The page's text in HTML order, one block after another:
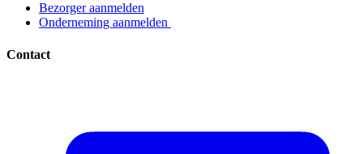
Bezorger aanmelden​​​​‌ ‍ ​‍​‍‌‍ ‌ ​‍‌‍‍‌‌‍‌ ‌‍‍‌‌‍ ‍​‍​‍​ ‍‍​‍​‍‌ ​ ‌‍​‌‌‍ ‍‌‍‍‌‌ ‌​‌ ‍‌​‍ ‍‌‍‍‌‌‍ ​‍​‍​‍ ​​‍​‍‌‍‍​‌ ​‍‌‍‌‌‌‍‌‍​‍​‍​ ‍‍​‍​‍‌‍‍​‌ ‌​‌ ‌​‌ ​​​ ‍‍​‍ ​‍ ‌‍ ​‌‍ ‌‍​ ‌‍​‌‌‍ ​‌‍‍​‌‍ ‌ ​ ‌ ‌​​ ‍‍​ ​ ​ ​ ​ ​ ​ ​ ​‍ ‌‍‍‌‌‍ ‍‌ ‌​‌‍‌‌‌‍ ‍‌ ‌​​‍ ‌‍‌‌‌‍‌​‌‍‍‌‌ ‌​​‍ ‌‍ ‌‌‍ ‌‍‌​‌‍‌‌​ ‌‌ ​​‌ ​‍‌‍‌‌‌ ​ ‌‍‌‌‌‍ ‍‌ ‌​‌‍​‌‌ ‌​‌‍‍‌‌‍ ‌‍ ‍​ ‍ ‌‍‍‌‌‍‌​​ ‌‌‍‌ ‌‍ ​‌‍ ‌‍​‍‌‍​‌‌‍ ​​ ‍ ‌ ‌​‌ ‍‌‌ ​​‌‍‌‌​ ‌‌‍‌ ‌‍ ​‌‍ ‌‍​‍‌‍​‌‌‍ ​​ ‍ ‌ ​​‌‍​‌‌ ‌​‌‍‍​​ ‌‌‍‌‍‌‍ ‌‍ ‌ ‌​‌‍‌‌‌ ​‍​‍ ‍‌ ​​‌‍​‌‌‍‌ ‌‍‌‌‌ ​ ​‍‌‌​ ‌‌‌​​‍‌‌ ‌‍‍ ‌‍‌‌‌ ‍‌​‍‌‌​ ​ ‌​‌​​‍‌‌​ ​ ‌​‌​​‍‌‌​ ​‍​ ​‍​ ‌ ​ ​‌‌‍​‍‌‍​ ​ ‌‌​ ‌ ​ ​‌​ ​‍​ ‌​​ ​​‌‍‌‌​ ‍‌​‍‌‌​ ​‍​ ​‍​‍‌‌​ ‌‌‌​‌​​‍ ‍‌‍ ​‌‍​‌‌‍​‍‌‍‌‌‌‍ ​​ ‌‍​‍‌‍​‌‌ ​ ‌‍‌‌‌‌‌‌‌ ​‍‌‍ ​​ ‌‌‍‍​‌ ‌​‌ ‌​‌ ​​​‍‌‌​ ​ ‌​​‌​‍‌‌​ ​‍‌​‌‍​‍‌‌​ ​‍‌​‌‍‌‍ ​‌‍ ‌‍​ ‌‍​‌‌‍ ​‌‍‍​‌‍ ‌ ​ ‌ ‌​​‍‌‌​ ​ ‌​​‌​ ​ ​ ​ ​ ​ ​ ​ ​‍‌‍‌‍‍‌‌‍‌​​ ‌‌‍‌ ‌‍ ​‌‍ ‌‍​‍‌‍​‌‌‍ ​​‍‌‍‌ ‌​‌ ‍‌‌ ​​‌‍‌‌​ ‌‌‍‌ ‌‍ ​‌‍ ‌‍​‍‌‍​‌‌‍ ​​‍‌‍‌ ​​‌‍​‌‌ ‌​‌‍‍​​ ‌‌‍‌‍‌‍ ‌‍ ‌ ‌​‌‍‌‌‌ ​‍​‍ ‍‌ ​​‌‍​‌‌‍‌ ‌‍‌‌‌ ​ ​‍‌‌​ ‌‌‌​​‍‌‌ ‌‍‍ ‌‍‌‌‌ ‍‌​‍‌‌​ ​ ‌​‌​​‍‌‌​ ​ ‌​‌​​‍‌‌​ ​‍​ ​‍​ ‌ ​ ​‌‌‍​‍‌‍​ ​ ‌‌​ ‌ ​ ​‌​ ​‍​ ‌​​ ​​‌‍‌‌​ ‍‌​‍‌‌​ ​‍​ ​‍​‍‌‌​ ‌‌‌​‌​​‍ ‍‌‍ ​‌‍​‌‌‍​‍‌‍‌‌‌‍ ​​‍‌‍‌ ​​‌‍‌‌‌ ​‍‌ ​ ‌ ​​‌‍‌‌‌‍​ ‌ ‌​‌‍‍‌‌ ‌‍‌‍‌‌​ ‌‌ ​​‌ ‌‌‌‍​‍‌‍ ​‌‍‍‌‌ ​ ‌‍‍​‌‍‌‌‌‍‌​​‍​‍‌ ‌
Onderneming aanmelden ​​​​‌ ‍ ​‍​‍‌‍ ‌ ​‍‌‍‍‌‌‍‌ ‌‍‍‌‌‍ ‍​‍​‍​ ‍‍​‍​‍‌ ​ ‌‍​‌‌‍ ‍‌‍‍‌‌ ‌​‌ ‍‌​‍ ‍‌‍‍‌‌‍ ​‍​‍​‍ ​​‍​‍‌‍‍​‌ ​‍‌‍‌‌‌‍‌‍​‍​‍​ ‍‍​‍​‍‌‍‍​‌ ‌​‌ ‌​‌ ​​​ ‍‍​‍ ​‍ ‌‍ ​‌‍ ‌‍​ ‌‍​‌‌‍ ​‌‍‍​‌‍ ‌ ​ ‌ ‌​​ ‍‍​ ​ ​ ​ ​ ​ ​ ​ ​‍ ‌‍‍‌‌‍ ‍‌ ‌​‌‍‌‌‌‍ ‍‌ ‌​​‍ ‌‍‌‌‌‍‌​‌‍‍‌‌ ‌​​‍ ‌‍ ‌‌‍ ‌‍‌​‌‍‌‌​ ‌‌ ​​‌ ​‍‌‍‌‌‌ ​ ‌‍‌‌‌‍ ‍‌ ‌​‌‍​‌‌ ‌​‌‍‍‌‌‍ ‌‍ ‍​ ‍ ‌‍‍‌‌‍‌​​ ‌‌‍‌ ‌‍ ​‌‍ ‌‍​‍‌‍​‌‌‍ ​​ ‍ ‌ ‌​‌ ‍‌‌ ​​‌‍‌‌​ ‌‌‍‌ ‌‍ ​‌‍ ‌‍​‍‌‍​‌‌‍ ​​ ‍ ‌ ​​‌‍​‌‌ ‌​‌‍‍​​ ‌‌‍‌‍‌‍ ‌‍ ‌ ‌​‌‍‌‌‌ ​‍​‍ ‍‌ ​​‌‍​‌‌‍‌ ‌‍‌‌‌ ​ ​‍‌‌​ ‌‌‌​​‍‌‌ ‌‍‍ ‌‍‌‌‌ ‍‌​‍‌‌​ ​ ‌​‌​​‍‌‌​ ​ ‌​‌​​‍‌‌​ ​‍​ ​‍​ ‌ ​ ‌ ​ ‍‌​ ​ ​ ​‌‌‍​ ‌‍​‌​ ‌‍​ ​‌‌‍​‍​ ‌‍‌‍​ ​‍‌‌​ ​‍​ ​‍​‍‌‌​ ‌‌‌​‌​​‍ ‍‌‍ ​‌‍​‌‌‍​‍‌‍‌‌‌‍ ​​ ‌‍​‍‌‍​‌‌ ​ ‌‍‌‌‌‌‌‌‌ ​‍‌‍ ​​ ‌‌‍‍​‌ ‌​‌ ‌​‌ ​​​‍‌‌​ ​ ‌​​‌​‍‌‌​ ​‍‌​‌‍​‍‌‌​ ​‍‌​‌‍‌‍ ​‌‍ ‌‍​ ‌‍​‌‌‍ ​‌‍‍​‌‍ ‌ ​ ‌ ‌​​‍‌‌​ ​ ‌​​‌​ ​ ​ ​ ​ ​ ​ ​ ​‍‌‍‌‍‍‌‌‍‌​​ ‌‌‍‌ ‌‍ ​‌‍ ‌‍​‍‌‍​‌‌‍ ​​‍‌‍‌ ‌​‌ ‍‌‌ ​​‌‍‌‌​ ‌‌‍‌ ‌‍ ​‌‍ ‌‍​‍‌‍​‌‌‍ ​​‍‌‍‌ ​​‌‍​‌‌ ‌​‌‍‍​​ ‌‌‍‌‍‌‍ ‌‍ ‌ ‌​‌‍‌‌‌ ​‍​‍ ‍‌ ​​‌‍​‌‌‍‌ ‌‍‌‌‌ ​ ​‍‌‌​ ‌‌‌​​‍‌‌ ‌‍‍ ‌‍‌‌‌ ‍‌​‍‌‌​ ​ ‌​‌​​‍‌‌​ ​ ‌​‌​​‍‌‌​ ​‍​ ​‍​ ‌ ​ ‌ ​ ‍‌​ ​ ​ ​‌‌‍​ ‌‍​‌​ ‌‍​ ​‌‌‍​‍​ ‌‍‌‍​ ​‍‌‌​ ​‍​ ​‍​‍‌‌​ ‌‌‌​‌​​‍ ‍‌‍ ​‌‍​‌‌‍​‍‌‍‌‌‌‍ ​​‍‌‍‌ ​​‌‍‌‌‌ ​‍‌ ​ ‌ ​​‌‍‌‌‌‍​ ‌ ‌​‌‍‍‌‌ ‌‍‌‍‌‌​ ‌‌ ​​‌ ‌‌‌‍​‍‌‍ ​‌‍‍‌‌ ​ ‌‍‍​‌‍‌‌‌‍‌​​‍​‍‌ ‌
Contact